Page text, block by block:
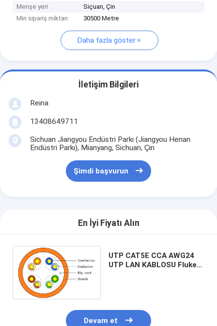
Menşe yeri
Siçuan, Çin
Min sipariş miktarı
30500 Metre
Daha fazla göster
İletişim Bilgileri
Reina
13408649711
Sichuan Jiangyou Endüstri Parkı (Jiangyou Henan
Endüstri Parkı), Mianyang, Sichuan, Çin
Şimdi başvurun
En İyi Fiyatı Alın
UTP CAT5E CCA AWG24
UTP LAN KABLOSU Fluke
Devam et